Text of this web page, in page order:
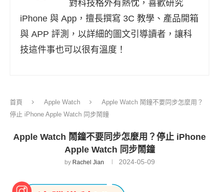
對科技格外有熱忱，喜歡研究
iPhone 與 App，擅長撰寫 3C 教學、產品開箱
與 APP 評測，以詳細的圖文引導讀者，讓科
技這件事也可以很有溫度！
首頁 Apple Watch
Apple Watch 鬧鐘不要同步怎麼用？
停止 iPhone Apple Watch 同步鬧鐘
Apple Watch 鬧鐘不要同步怎麼用？停止 iPhone
Apple Watch 同步鬧鐘
by Rachel Jian 2024-05-09